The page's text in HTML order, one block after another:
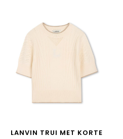
LANVIN TRUI MET KORTE